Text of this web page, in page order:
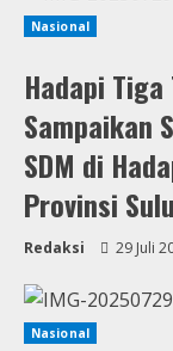
Nasional
Hadapi
Sampaikan
SDM di
Provinsi
Redaksi 29 Juli
Nasional